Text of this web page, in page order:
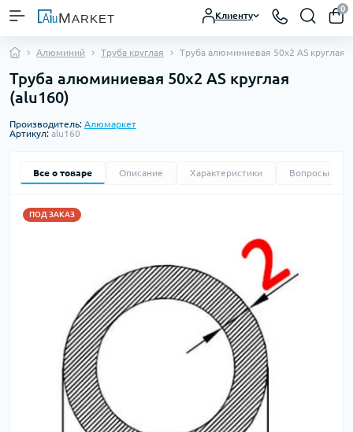
Клиенту
0
Алюминий Труба круглая Труба алюминиевая 50х2 AS круглая
Труба алюминиевая 50х2 AS круглая
(alu160)
Производитель: Алюмаркет
Артикул: alu160
Все о товаре Описание Характеристики Вопросы
ПОД ЗАКАЗ